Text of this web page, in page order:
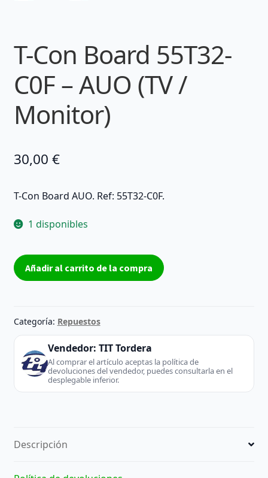
T-Con Board 55T32-
C0F – AUO (TV /
Monitor)
30,00 €
T-Con Board AUO. Ref: 55T32-C0F.
1 disponibles
T-
Con
C0F
AUO
(TV
Monitor)
Añadir al carrito de la compra
Categoría: Repuestos
Vendedor: TIT Tordera
Al comprar el artículo aceptas la política de
devoluciones del vendedor, puedes consultarla en el
desplegable inferior.
Descripción